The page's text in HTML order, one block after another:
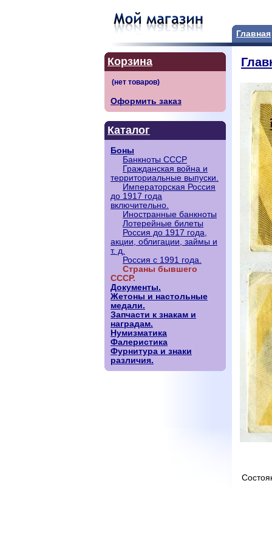
Главная
Корзина
Оформить заказ
Каталог
Боны
Банкноты СССР
Гражданская война и
территориальные выпуски.
Императорская Россия
до 1917 года
включительно.
Иностранные банкноты
Лотерейные билеты
Россия до 1917 года,
акции, облигации, займы и
т. д.
Россия с 1991 года.
Страны бывшего
СССР.
Документы.
Жетоны и настольные
медали.
Запчасти к знакам и
наградам.
Нумизматика
Фалеристика
Фурнитура и знаки
различия.